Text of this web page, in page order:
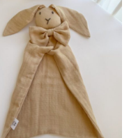
Mėgstamiausias